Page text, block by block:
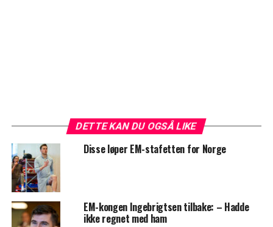
DETTE KAN DU OGSÅ LIKE
Disse løper EM-stafetten for Norge
EM-kongen Ingebrigtsen tilbake: – Hadde
ikke regnet med ham